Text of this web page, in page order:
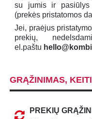
su jumis ir pasiūlys
(prekės pristatomos
Jei, praėjus
prekių,
el.paštu
GRĄŽINIMAS,
PREKIŲ